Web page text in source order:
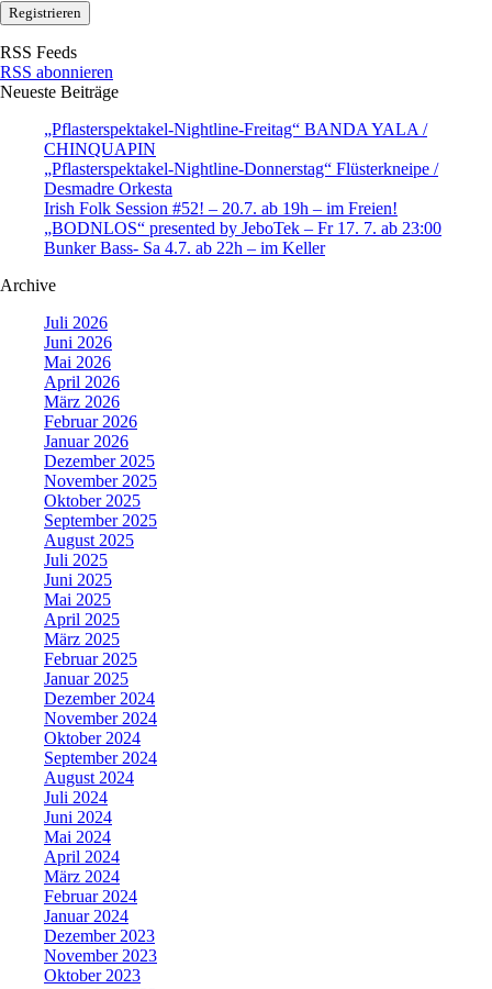
RSS Feeds
RSS abonnieren
Neueste Beiträge
„Pflasterspektakel-Nightline-Freitag“ BANDA YALA /
CHINQUAPIN
„Pflasterspektakel-Nightline-Donnerstag“ Flüsterkneipe /
Desmadre Orkesta
Irish Folk Session #52! – 20.7. ab 19h – im Freien!
„BODNLOS“ presented by JeboTek – Fr 17. 7. ab 23:00
Bunker Bass- Sa 4.7. ab 22h – im Keller
Archive
Juli 2026
Juni 2026
Mai 2026
April 2026
März 2026
Februar 2026
Januar 2026
Dezember 2025
November 2025
Oktober 2025
September 2025
August 2025
Juli 2025
Juni 2025
Mai 2025
April 2025
März 2025
Februar 2025
Januar 2025
Dezember 2024
November 2024
Oktober 2024
September 2024
August 2024
Juli 2024
Juni 2024
Mai 2024
April 2024
März 2024
Februar 2024
Januar 2024
Dezember 2023
November 2023
Oktober 2023